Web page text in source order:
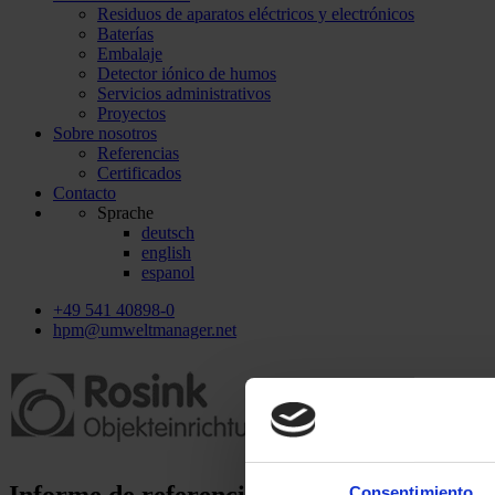
Residuos de aparatos eléctricos y electrónicos
Baterías
Embalaje
Detector iónico de humos
Servicios administrativos
Proyectos
Sobre nosotros
Referencias
Certificados
Contacto
Sprache
deutsch
english
espanol
+49 541 40898-0
hpm@umweltmanager.net